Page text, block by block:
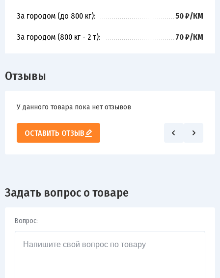
За городом (до 800 кг): 50 ₽/КМ
За городом (800 кг - 2 т): 70 ₽/КМ
Отзывы
У данного товара пока нет отзывов
ОСТАВИТЬ ОТЗЫВ
Задать вопрос о товаре
Вопрос: